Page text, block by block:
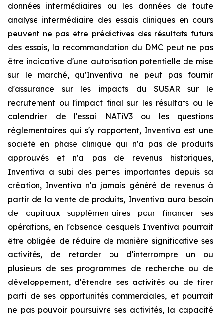
données intermédiaires ou les données de toute
analyse intermédiaire des essais cliniques en cours
peuvent ne pas être prédictives des résultats futurs
des essais, la recommandation du DMC peut ne pas
être indicative d'une autorisation potentielle de mise
sur le marché, qu'Inventiva ne peut pas fournir
d'assurance sur les impacts du SUSAR sur le
recrutement ou l'impact final sur les résultats ou le
calendrier de l'essai NATiV3 ou les questions
réglementaires qui s'y rapportent, Inventiva est une
société en phase clinique qui n'a pas de produits
approuvés et n'a pas de revenus historiques,
Inventiva a subi des pertes importantes depuis sa
création, Inventiva n'a jamais généré de revenus à
partir de la vente de produits, Inventiva aura besoin
de capitaux supplémentaires pour financer ses
opérations, en l'absence desquels Inventiva pourrait
être obligée de réduire de manière significative ses
activités, de retarder ou d'interrompre un ou
plusieurs de ses programmes de recherche ou de
développement, d'étendre ses activités ou de tirer
parti de ses opportunités commerciales, et pourrait
ne pas pouvoir poursuivre ses activités, la capacité